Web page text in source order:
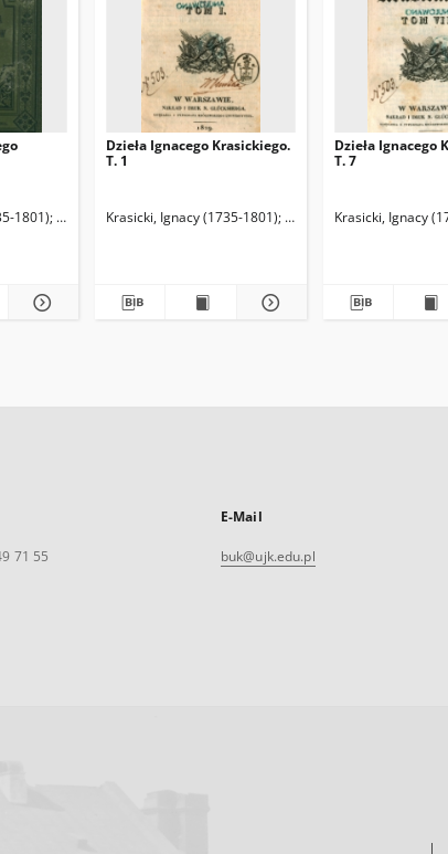
1881). Wyd.
1801) Dmochowski, Franciszek Ksawery (1762-1808). Przedm.
Dzieła Ignacego Krasickiego.
T. 1
Krasicki, Ignacy (1735-1801) Dmochowski, Franciszek
Dzieła Ignacego
T. 7
Krasicki, Ignacy
71 55
E-Mail
buk@ujk.edu.pl